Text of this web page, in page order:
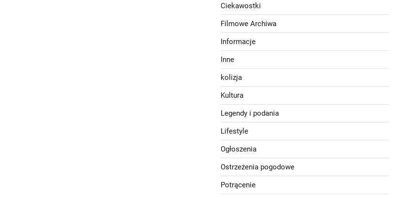
Ciekawostki
Filmowe Archiwa
Informacje
Inne
kolizja
Kultura
Legendy i podania
Lifestyle
Ogłoszenia
Ostrzeżenia pogodowe
Potrącenie